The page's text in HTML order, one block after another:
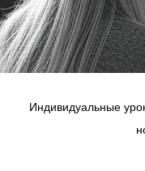
Индивидуальные